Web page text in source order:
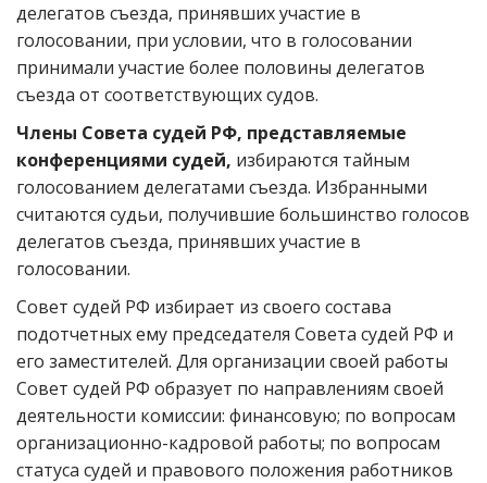
делегатов съезда, принявших участие в
голосовании, при условии, что в голосовании
принимали участие более половины делегатов
съезда от соответствующих судов.
Члены Совета судей РФ, представляемые
конференциями судей, избираются тайным
голосованием делегатами съезда. Избранными
считаются судьи, получившие большинство голосов
делегатов съезда, принявших участие в
голосовании.
Совет судей РФ избирает из своего состава
подотчетных ему председателя Совета судей РФ и
его заместителей. Для организации своей работы
Совет судей РФ образует по направлениям своей
деятельности комиссии: финансовую; по вопросам
организационно-кадровой работы; по вопросам
статуса судей и правового положения работников